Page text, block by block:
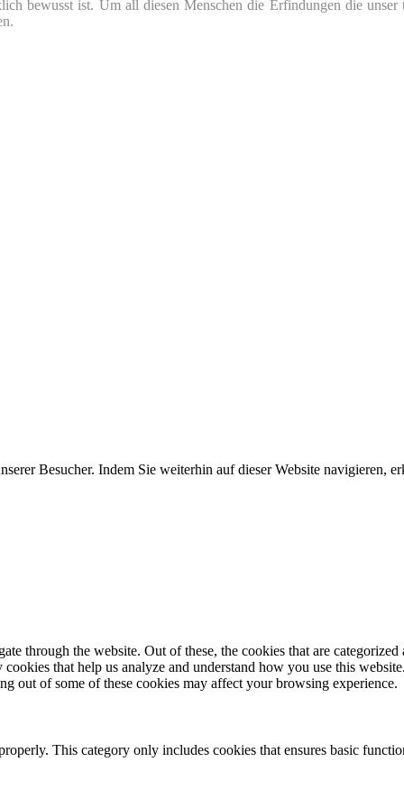
bewusst ist. Um all diesen Menschen die Erfindungen die
Besucher. Indem Sie weiterhin auf dieser Website navigieren,
through the website. Out of these, the cookies that are categorized
that help us analyze and understand how you use this
out of some of these cookies may affect your browsing experience.
This category only includes cookies that ensures basic